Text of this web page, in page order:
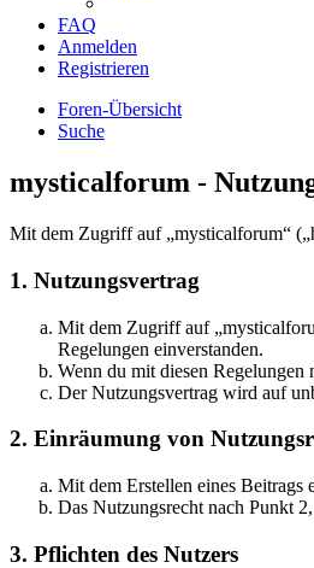
FAQ
Anmelden
Registrieren
Foren-Übersicht
Suche
mysticalforum -
Mit dem Zugriff auf „mysticalforum“
1. Nutzungsvertrag
Mit dem Zugriff auf
Regelungen einverstanden.
Wenn du mit diesen
Der Nutzungsvertrag wird auf
2. Einräumung von
Mit dem Erstellen eines Beitrags
Das Nutzungsrecht nach Punkt
3. Pflichten des Nutzers